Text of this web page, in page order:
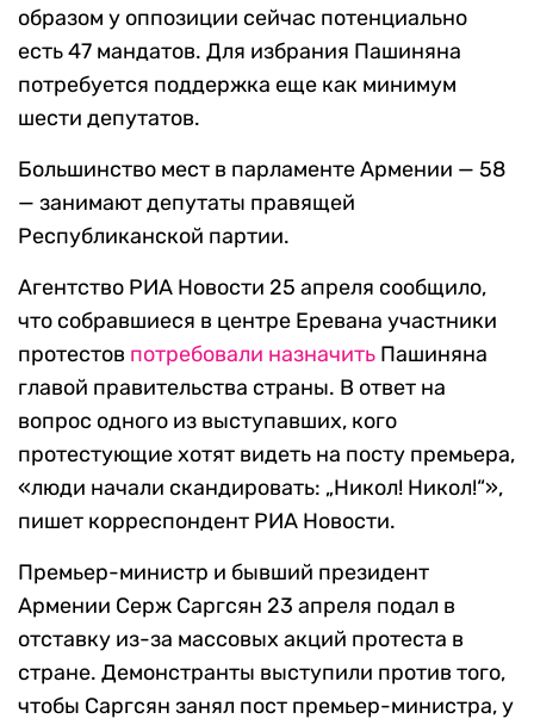
образом у оппозиции сейчас потенциально
есть 47 мандатов. Для избрания Пашиняна
потребуется поддержка еще как минимум
шести депутатов.
Большинство мест в парламенте Армении — 58
— занимают депутаты правящей
Республиканской партии.
Агентство РИА Новости 25 апреля сообщило,
что собравшиеся в центре Еревана участники
протестов потребовали назначить Пашиняна
главой правительства страны. В ответ на
вопрос одного из выступавших, кого
протестующие хотят видеть на посту премьера,
«люди начали скандировать: „Никол! Никол!“»,
пишет корреспондент РИА Новости.
Премьер-министр и бывший президент
Армении Серж Саргсян 23 апреля подал в
отставку из-за массовых акций протеста в
стране. Демонстранты выступили против того,
чтобы Саргсян занял пост премьер-министра, у